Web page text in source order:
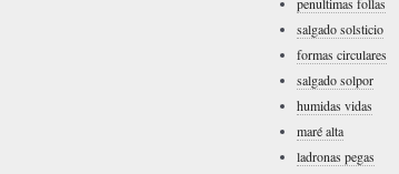
salgado solsticio
formas circulares
salgado solpor
humidas vidas
maré alta
ladronas pegas